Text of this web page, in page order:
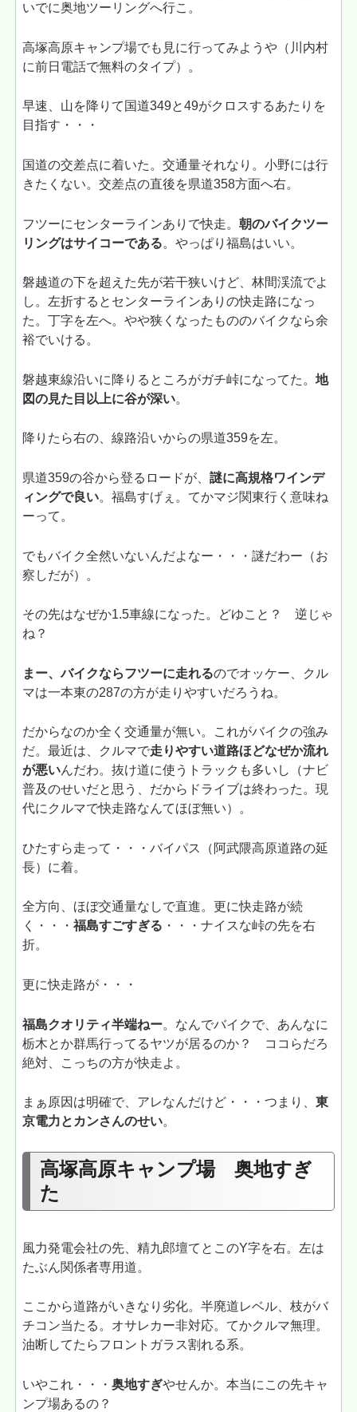
いでに奥地ツーリングへ行こ。
高塚高原キャンプ場でも見に行ってみようや（川内村
に前日電話で無料のタイプ）。
早速、山を降りて国道349と49がクロスするあたりを
目指す・・・
国道の交差点に着いた。交通量それなり。小野には行
きたくない。交差点の直後を県道358方面へ右。
フツーにセンターラインありで快走。朝のバイクツー
リングはサイコーである。やっぱり福島はいい。
磐越道の下を超えた先が若干狭いけど、林間渓流でよ
し。左折するとセンターラインありの快走路になっ
た。丁字を左へ。やや狭くなったもののバイクなら余
裕でいける。
磐越東線沿いに降りるところがガチ峠になってた。地
図の見た目以上に谷が深い。
降りたら右の、線路沿いからの県道359を左。
県道359の谷から登るロードが、謎に高規格ワインデ
ィングで良い。福島すげぇ。てかマジ関東行く意味ね
ーって。
でもバイク全然いないんだよなー・・・謎だわー（お
察しだが）。
その先はなぜか1.5車線になった。どゆこと？ 逆じゃ
ね？
まー、バイクならフツーに走れるのでオッケー、クル
マは一本東の287の方が走りやすいだろうね。
だからなのか全く交通量が無い。これがバイクの強み
だ。最近は、クルマで走りやすい道路ほどなぜか流れ
が悪いんだわ。抜け道に使うトラックも多いし（ナビ
普及のせいだと思う、だからドライブは終わった。現
代にクルマで快走路なんてほぼ無い）。
ひたすら走って・・・バイパス（阿武隈高原道路の延
長）に着。
全方向、ほぼ交通量なしで直進。更に快走路が続
く・・・福島すごすぎる ・・・ナイスな峠の先を右
折。
更に快走路が・・・
福島クオリティ半端ねー。なんでバイクで、あんなに
栃木とか群馬行ってるヤツが居るのか？ ココらだろ
絶対、こっちの方が快走よ。
まぁ原因は明確で、アレなんだけど・・・つまり、東
京電力とカンさんのせい。
高塚高原キャンプ場 奥地すぎ
た
風力発電会社の先、精九郎壇てとこのY字を右。左は
たぶん関係者専用道。
ここから道路がいきなり劣化。半廃道レベル、枝がバ
チコン当たる。オサレカー非対応。てかクルマ無理。
油断してたらフロントガラス割れる系。
いやこれ・・・奥地すぎやせんか。本当にこの先キャ
ンプ場あるの？